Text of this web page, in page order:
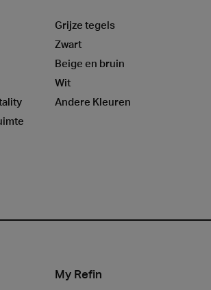
Grijze tegels
Zwart
Beige en bruin
Wit
Andere Kleuren
My Refin